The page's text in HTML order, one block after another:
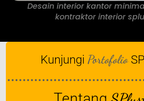
Desain interior kantor
kontraktor interior
Kunjungi Portofolio